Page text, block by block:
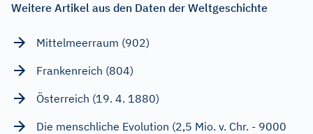
Weitere Artikel aus den Daten der Weltgeschichte
Mittelmeerraum (902)
Frankenreich (804)
Österreich (19. 4. 1880)
Die menschliche Evolution (2,5 Mio. v. Chr. - 9000